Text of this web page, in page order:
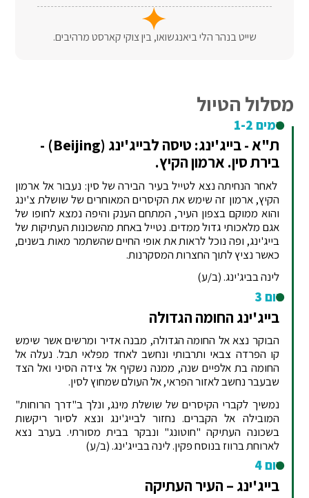
שייט בנהר הלי ביאנגשואו, בין צוקי קארסט מרהיבים.
מסלול הטיול
ימים 1-2
ת"א - בייג'ינג: טיסה לבייג'ינג (Beijing) -
בירת סין. ארמון הקיץ.
לאחר הנחיתה נצא לטייל בעיר הבירה של סין: נעבור אל ארמון
הקיץ, ארמון זה שימש את הקיסרים המאוחרים של שושלת צ'ינג
והוא ממוקם בצפון העיר, המתחם הענק והיפה נמצא לחופו של
אגם מלאכותי גדול ממדים. נטייל באחת מהשכונות העתיקות של
בייג'ינג, ופה נוכל לראות את אופי החיים שהשתמר מאות בשנים,
כאשר נציץ לתוך החצרות המסקרנות.
לינה בביג'ינג. (ב/ע)
יום 3
בייג'ינג החומה הגדולה
הבוקר נצא אל החומה הגדולה, מבנה אדיר ומרשים אשר שימש
קו הפרדה צבאי ותרבותי ונחשב לאחד מפלאי תבל. נעלה אל
החומה בת אלפיים שנה, ממנה נשקיף אל צידה הסיני ואל הצד
שבעבר נחשב לאזור הפראי, אל העולם שמחוץ לסין.
נמשיך לקברי הקיסרים של שושלת מינג, ונלך ב"דרך הרוחות"
המובילה אל הקברים. נחזור לבייג'ינג ונצא לסיור ריקשות
בשכונה העתיקה "חוטונג" ונבקר בבית מסורתי. בערב נצא
לארוחת ברווז בנוסח פקין. לינה בבייג'ינג. (ב/ע)
יום 4
בייג'ינג – העיר העתיקה